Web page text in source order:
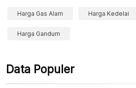
Harga Gas Alam Harga Kedelai
Harga Gandum
Data Populer